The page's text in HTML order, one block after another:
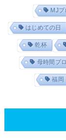
MJ
はじめての日
乾杯
母時間プ
福岡